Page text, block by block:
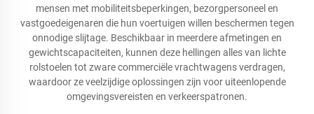
mensen met mobiliteitsbeperkingen, bezorgpersoneel en
vastgoedeigenaren die hun voertuigen willen beschermen tegen
onnodige slijtage. Beschikbaar in meerdere afmetingen en
gewichtscapaciteiten, kunnen deze hellingen alles van lichte
rolstoelen tot zware commerciële vrachtwagens verdragen,
waardoor ze veelzijdige oplossingen zijn voor uiteenlopende
omgevingsvereisten en verkeerspatronen.